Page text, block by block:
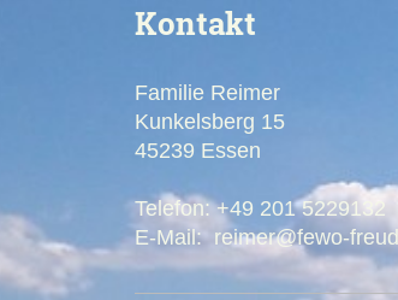
Kontakt
Familie Reimer
Kunkelsberg 15
45239 Essen
Telefon: +49 201 5229132
E-Mail: reimer@fewo-